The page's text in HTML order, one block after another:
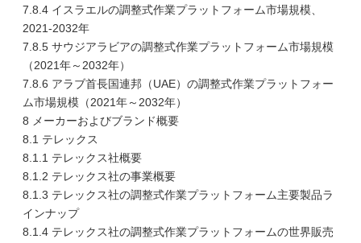
7.8.4 イスラエルの調整式作業プラットフォーム市場規模、
2021-2032年
7.8.5 サウジアラビアの調整式作業プラットフォーム市場規模
（2021年～2032年）
7.8.6 アラブ首長国連邦（UAE）の調整式作業プラットフォー
ム市場規模（2021年～2032年）
8 メーカーおよびブランド概要
8.1 テレックス
8.1.1 テレックス社概要
8.1.2 テレックス社の事業概要
8.1.3 テレックス社の調整式作業プラットフォーム主要製品ラ
インナップ
8.1.4 テレックス社の調整式作業プラットフォームの世界販売